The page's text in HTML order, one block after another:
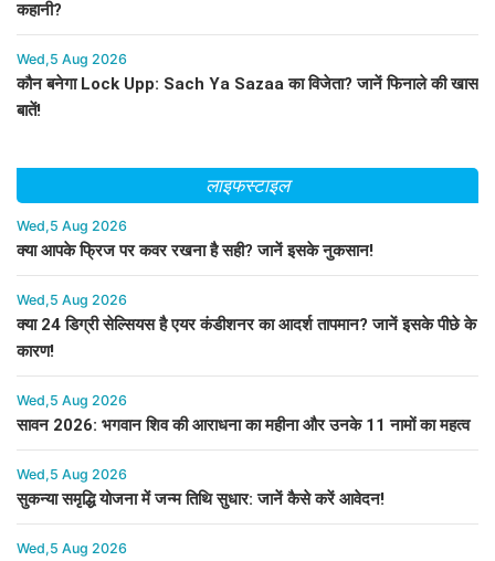
कहानी?
Wed,5 Aug 2026
कौन बनेगा Lock Upp: Sach Ya Sazaa का विजेता? जानें फिनाले की खास
बातें!
लाइफस्टाइल
Wed,5 Aug 2026
क्या आपके फ्रिज पर कवर रखना है सही? जानें इसके नुकसान!
Wed,5 Aug 2026
क्या 24 डिग्री सेल्सियस है एयर कंडीशनर का आदर्श तापमान? जानें इसके पीछे के
कारण!
Wed,5 Aug 2026
सावन 2026: भगवान शिव की आराधना का महीना और उनके 11 नामों का महत्व
Wed,5 Aug 2026
सुकन्या समृद्धि योजना में जन्म तिथि सुधार: जानें कैसे करें आवेदन!
Wed,5 Aug 2026